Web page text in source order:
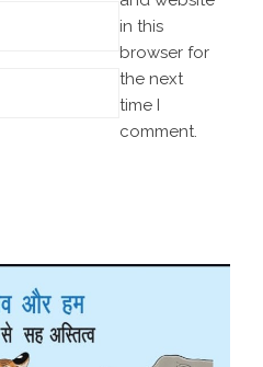
in this
browser for
the next
time I
comment.